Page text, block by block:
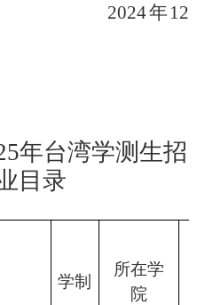
2024年 12
5年台湾学测 生招
目录
学制
所在学
院